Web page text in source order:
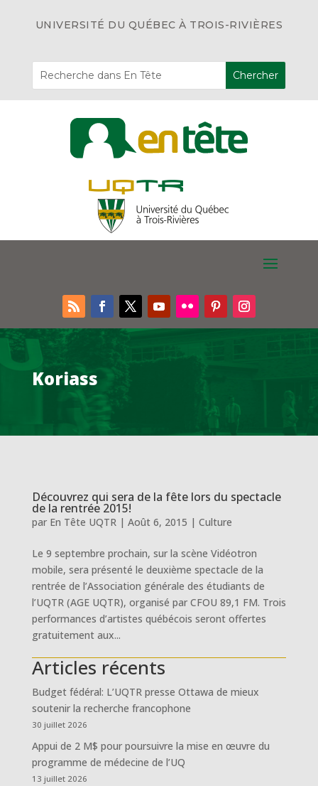
UNIVERSITÉ DU QUÉBEC À TROIS-RIVIÈRES
Koriass
Découvrez qui sera de la fête lors du spectacle
de la rentrée 2015!
par En Tête UQTR| Août 6, 2015 | Culture
Le 9 septembre prochain, sur la scène Vidéotron
mobile, sera présenté le deuxième spectacle de la
rentrée de l’Association générale des étudiants de
l’UQTR (AGE UQTR), organisé par CFOU 89,1 FM. Trois
performances d’artistes québécois seront offertes
gratuitement aux...
Articles récents
Budget fédéral: L’UQTR presse Ottawa de mieux
soutenir la recherche francophone
30 juillet 2026
Appui de 2 M$ pour poursuivre la mise en œuvre du
programme de médecine de l’UQ
13 juillet 2026